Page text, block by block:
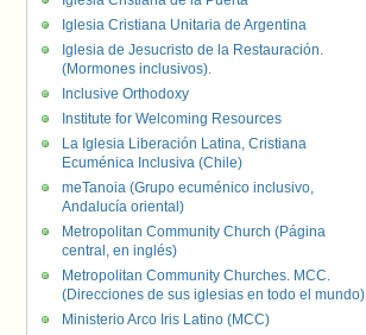
Iglesia Cristiana Unitaria de Argentina
Iglesia de Jesucristo de la Restauración.
(Mormones inclusivos).
Inclusive Orthodoxy
Institute for Welcoming Resources
La Iglesia Liberación Latina, Cristiana
Ecuménica Inclusiva (Chile)
meTanoia (Grupo ecuménico inclusivo,
Andalucía oriental)
Metropolitan Community Church (Página
central, en inglés)
Metropolitan Community Churches. MCC.
(Direcciones de sus iglesias en todo el mundo)
Ministerio Arco Iris Latino (MCC)